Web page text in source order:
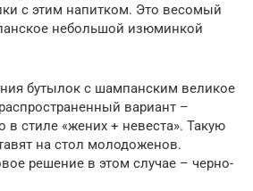
с этим напитком. Это весомый
небольшой изюминкой
бутылок с шампанским великое
вариант –
в стиле «жених + невеста». Такую
на стол молодоженов.
решение в этом случае – черно-